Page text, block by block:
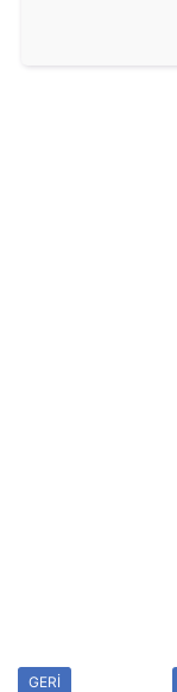
GERİ